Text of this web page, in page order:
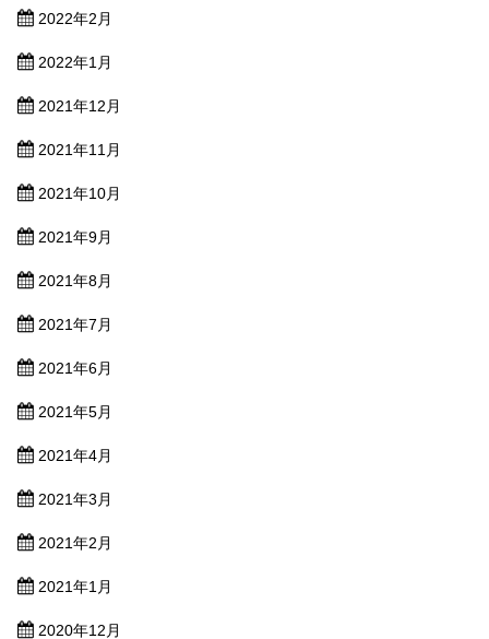
2022年2月
2022年1月
2021年12月
2021年11月
2021年10月
2021年9月
2021年8月
2021年7月
2021年6月
2021年5月
2021年4月
2021年3月
2021年2月
2021年1月
2020年12月